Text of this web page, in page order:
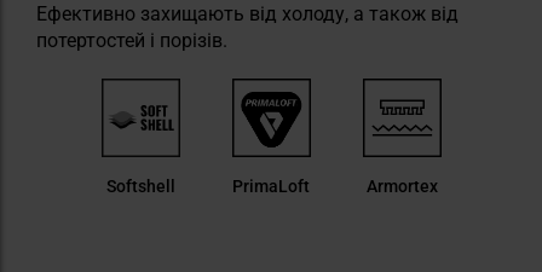
Ефективно захищають від холоду, а також від
потертостей і порізів.
Softshell PrimaLoft Armortex